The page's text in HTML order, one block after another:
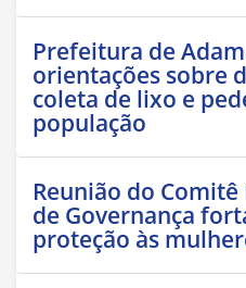
Prefeitura de
orientações sobre
coleta de lixo e
população
Reunião do
de Governança
proteção às